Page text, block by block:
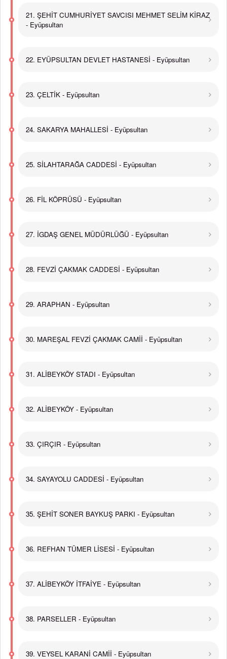
21. ŞEHİT CUMHURİYET SAVCISI MEHMET SELİM KİRAZ
- Eyüpsultan
22. EYÜPSULTAN DEVLET HASTANESİ - Eyüpsultan
23. ÇELTİK - Eyüpsultan
24. SAKARYA MAHALLESİ - Eyüpsultan
25. SİLAHTARAĞA CADDESİ - Eyüpsultan
26. FİL KÖPRÜSÜ - Eyüpsultan
27. İGDAŞ GENEL MÜDÜRLÜĞÜ - Eyüpsultan
28. FEVZİ ÇAKMAK CADDESİ - Eyüpsultan
29. ARAPHAN - Eyüpsultan
30. MAREŞAL FEVZİ ÇAKMAK CAMİİ - Eyüpsultan
31. ALİBEYKÖY STADI - Eyüpsultan
32. ALİBEYKÖY - Eyüpsultan
33. ÇIRÇIR - Eyüpsultan
34. SAYAYOLU CADDESİ - Eyüpsultan
35. ŞEHİT SONER BAYKUŞ PARKI - Eyüpsultan
36. REFHAN TÜMER LİSESİ - Eyüpsultan
37. ALİBEYKÖY İTFAİYE - Eyüpsultan
38. PARSELLER - Eyüpsultan
39. VEYSEL KARANİ CAMİİ - Eyüpsultan